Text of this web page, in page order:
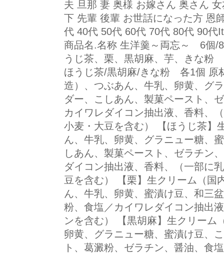
夫 旦那 妻 奥様 お嫁さん 奥さん
下 先輩 後輩 お世話になった方 恩
代 40代 50代 60代 70代 80代 90
商品名.名称 生洋羹～両忘～ 6個/
うじ茶、栗、黒胡麻、芋、きな
ほうじ茶/黒胡麻/きな粉 各1個 原
造）、つぶあん、牛乳、卵黄、グ
ダー、こしあん、製菓ペースト、
カイワレダイコン抽出液、香料、
小麦・大豆を含む） 【ほうじ茶】
ん、牛乳、卵黄、グラニュー糖、
しあん、製菓ペースト、ゼラチン
ダイコン抽出液、香料、（一部に
豆を含む） 【栗】生クリーム（国
ん、牛乳、卵黄、蜜漬け豆、和三
粉、食塩／カイワレダイコン抽出
ンを含む） 【黒胡麻】生クリーム
卵黄、グラニュー糖、蜜漬け豆、
ト、葛澱粉、ゼラチン、醤油、食